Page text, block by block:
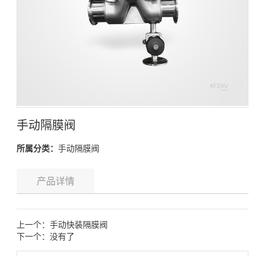
手动隔膜阀
所属分类：手动隔膜阀
产品详情
上一个：手动快装隔膜阀
下一个：没有了